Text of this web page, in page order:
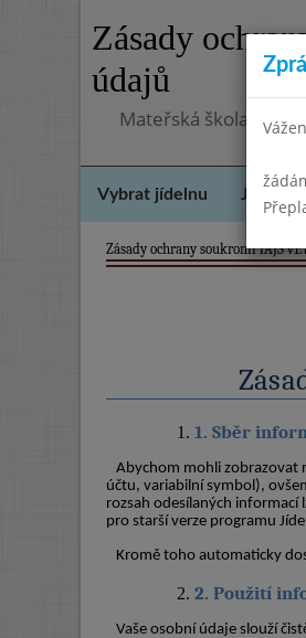
Zásady
údajů
Mateřská škola
Vybrat jídelnu Jídelní